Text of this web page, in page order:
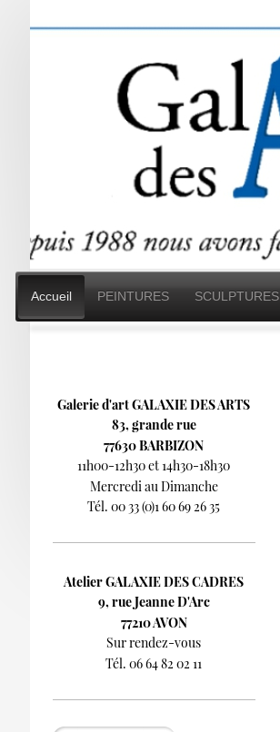
Accueil PEINTURES SCULPTURES
Galerie d'art GALAXIE DES ARTS
83, grande rue
77630 BARBIZON
11h00-12h30 et 14h30-18h30
Mercredi au Dimanche
Tél. 00 33 (0)1 60 69 26 35
Atelier GALAXIE DES CADRES
9, rue Jeanne D'Arc
77210 AVON
Sur rendez-vous
Tél. 06 64 82 02 11